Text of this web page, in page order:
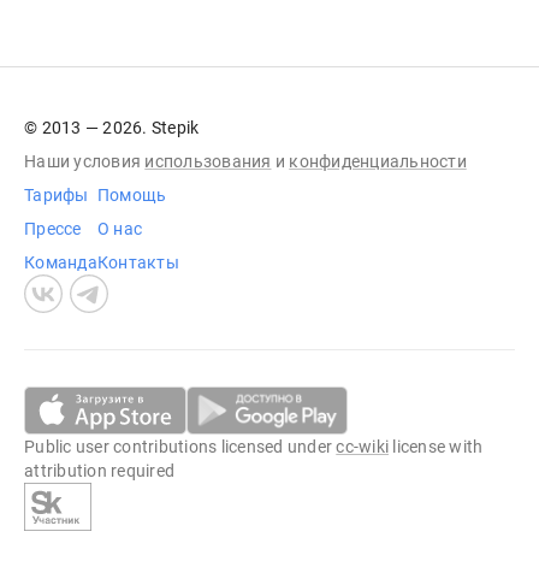
© 2013 — 2026. Stepik
Наши условия использования и конфиденциальности
Тарифы
Прессе
Команда
Помощь
О нас
Контакты
Public user contributions licensed undercc-wiki license with
attribution required